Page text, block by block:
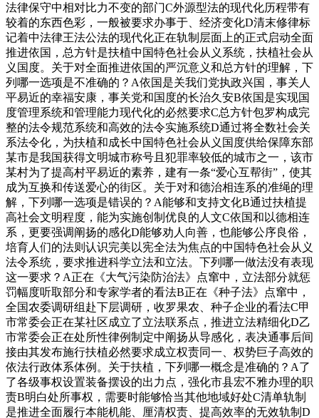
法律保守中相对比力不变的部门C外源型法的现代化历程带有
较着的东西色彩，一般被要求办事于、经济变化D清末修律标
记着中法律王法公法的现代化正在轨制层面上的正式启动全面
推进依国，总方针是扶植中国特色社会从义系统，扶植社会从
义国度。关于对全面推进依国的严沉意义和总方针的理解，下
列哪一选项是不准确的？A依国是关我们党执政兴国，事关人
平易近的幸福安康，事关党和国度的长治久安B依国是实现国
度管理系统和管理能力现代化的必然要求C总方针包罗构成完
整的法令规范系统和高效的法令实施系统D通过将全数社会关
系法令化，为扶植和成长中国特色社会从义国度供给保障东部
某市是我国获得文明城市称号且犯罪率较低的城市之一，该市
某村为了提高村平易近的素养，建有一条“爱心互帮街”，使其
成为互换和传送爱心的街区。关于对和德治相连系的准绳的理
解，下列哪一选项是错误的？A能够和支持文化B通过扶植提
高社会文明程度，能为实施创制优良的人文C依国和以德相连
系，更要强调阐扬的感化D能够劝人向善，也能够公序良俗，
培育人们的法则认识完美以宪全法为焦点的中国特色社会从义
法令系统，要求推进科学立法和立法。下列哪一做法没有表现
这一要求？A正在《大气污染防治法》点窜中，立法部分就惩
罚幅度听取部分和专家学者的看法B正在《种子法》点窜中，
全国农委调研组赴下层调研，收罗果农、种子企业的看法C甲
市常委会正在某社区成立了立法联系点，推进立法精细化D乙
市常委会正在处所性律例制定中阐扬从导感化，表决通事后间
接由其发布施行扶植必然要求成立权责同一、权势巨子高效的
依法行政体系体例。关于扶植，下列哪一概念是准确的？A了
了各级事权设置装备摆设的出力点，强化市县宏不雅办理的职
责B明白处所事权，需要时能够恰当其他地域好处C清单轨制
是推进全面履行本能机能、厘清权责、提高效率的无效轨制D